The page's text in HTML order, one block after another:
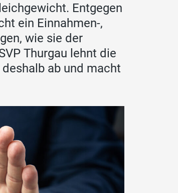
Entgegen
ein Einnahmen-,
wie sie der
Thurgau lehnt die
ab und macht